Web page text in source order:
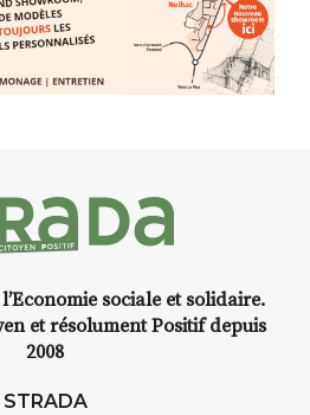
en off du festival
temporaire vous
INTERVIEW
avez ouvert une galerie à
sociale et solidaire.
et résolument Positif depuis
2008
STRADA